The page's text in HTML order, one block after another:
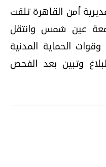
أمن القاهرة تلقت
عين شمس وانتقل
الحماية المدنية
وتبين بعد الفحص